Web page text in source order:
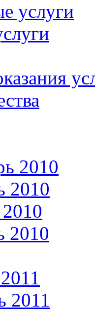
услуги
2010
2010
2010
2011